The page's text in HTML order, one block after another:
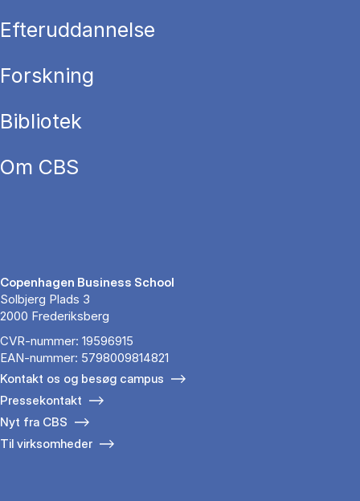
Efteruddannelse
Forskning
Bibliotek
Om CBS
Copenhagen Business School
Solbjerg Plads 3
2000 Frederiksberg
CVR-nummer: 19596915
EAN-nummer: 5798009814821
Kontakt os og besøg campus
Pressekontakt
Nyt fra CBS
Til virksomheder